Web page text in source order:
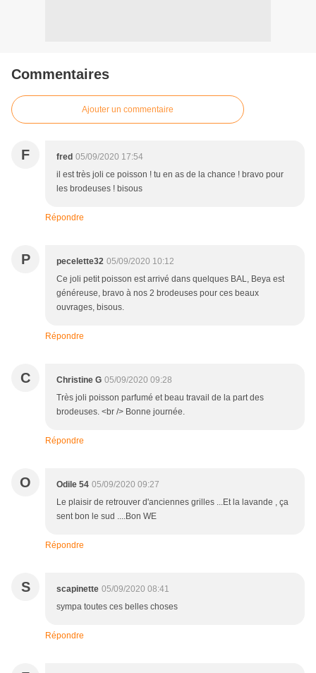
Commentaires
Ajouter un commentaire
F fred 05/09/2020 17:54
il est très joli ce poisson ! tu en as de la chance ! bravo pour
les brodeuses ! bisous
Répondre
P pecelette32 05/09/2020 10:12
Ce joli petit poisson est arrivé dans quelques BAL, Beya est
généreuse, bravo à nos 2 brodeuses pour ces beaux
ouvrages, bisous.
Répondre
C Christine G 05/09/2020 09:28
Très joli poisson parfumé et beau travail de la part des
brodeuses. <br /> Bonne journée.
Répondre
O Odile 54 05/09/2020 09:27
Le plaisir de retrouver d'anciennes grilles ...Et la lavande , ça
sent bon le sud ....Bon WE
Répondre
S scapinette 05/09/2020 08:41
sympa toutes ces belles choses
Répondre